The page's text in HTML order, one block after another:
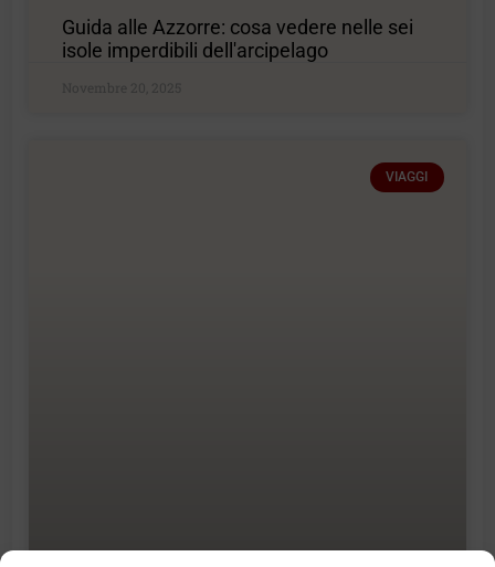
Guida alle Azzorre: cosa vedere nelle sei
isole imperdibili dell'arcipelago
Novembre 20, 2025
VIAGGI